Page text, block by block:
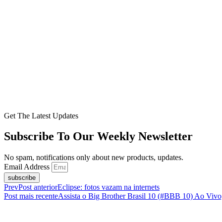
Get The Latest Updates
Subscribe To Our Weekly Newsletter
No spam, notifications only about new products, updates.
Email Address
subscribe
PrevPost anteriorEclipse: fotos vazam na internets
Post mais recenteAssista o Big Brother Brasil 10 (#BBB 10) Ao